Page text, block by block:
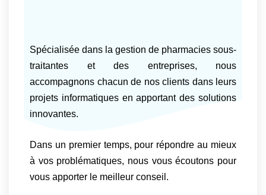
Spécialisée dans la gestion de pharmacies sous-
traitantes et des entreprises, nous
accompagnons chacun de nos clients dans leurs
projets informatiques en apportant des solutions
innovantes.
Dans un premier temps, pour répondre au mieux
à vos problématiques, nous vous écoutons pour
vous apporter le meilleur conseil.